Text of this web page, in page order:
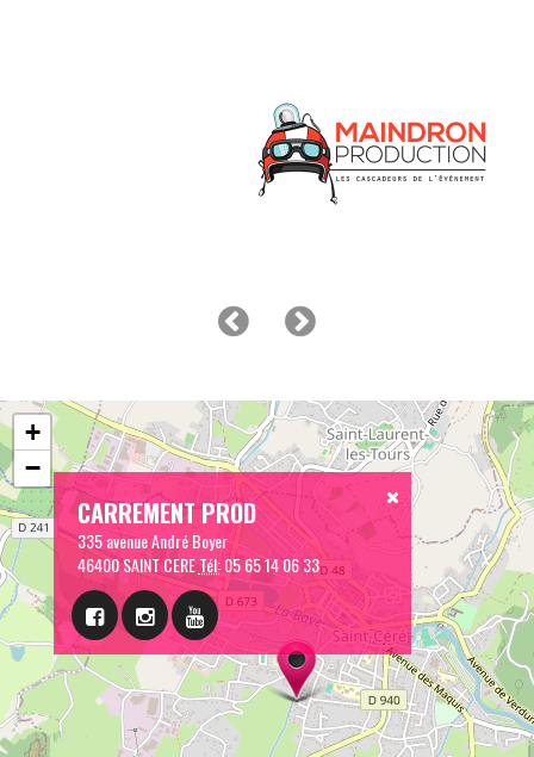
CARREMENT PROD
335 avenue André Boyer
46400 SAINT CERETél:05 65 14 06 33
+
−